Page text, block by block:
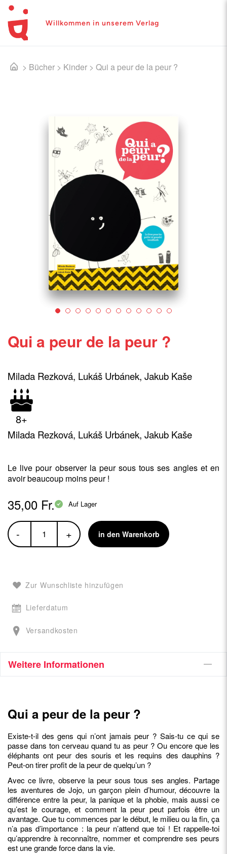
Willkommen in unserem Verlag
> Bücher > Kinder > Qui a peur de la peur ?
Qui a peur de la peur ?
Milada Rezková, Lukáš Urbánek, Jakub Kaše
8+
Milada Rezková, Lukáš Urbánek, Jakub Kaše
Le live pour observer la peur sous tous ses angles et en
avoir beaucoup moins peur !
35,00 Fr. Auf Lager
- + in den Warenkorb
Zur Wunschliste hinzufügen
Lieferdatum
Versandkosten
Weitere Informationen
Qui a peur de la peur ?
Existe-t-il des gens qui n’ont jamais peur ? Sais-tu ce qui se
passe dans ton cerveau quand tu as peur ? Ou encore que les
éléphants ont peur des souris et les requins des dauphins ?
Peut-on tirer profit de la peur de quelqu’un ?
Avec ce livre, observe la peur sous tous ses angles. Partage
les aventures de Jojo, un garçon plein d’humour, découvre la
différence entre la peur, la panique et la phobie, mais aussi ce
qu’est le courage, et comment la peur peut parfois être un
avantage. Que tu commences par le début, le milieu ou la fin, ça
n’a pas d’importance : la peur n’attend que toi ! Et rappelle-toi
qu’apprendre à reconnaître, nommer et comprendre ses peurs
est une grande force dans la vie.